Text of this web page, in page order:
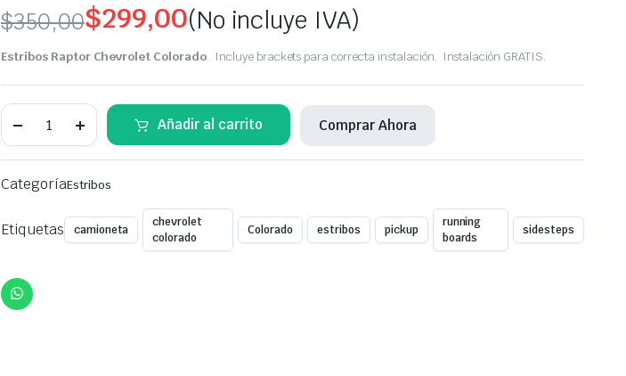
$350,00
Original
price
was:
$350,00.
$299,00
Current
price
is:
$299,00.
(No incluye IVA)
Estribos Raptor Chevrolet Colorado. Incluye brackets para correcta instalación. Instalación GRATIS.
Raptor
Colorado
Añadir al carrito Comprar Ahora
CategoríaEstribos
Etiquetas camioneta
chevrolet
colorado
Colorado estribos pickup
running
boards
sidesteps